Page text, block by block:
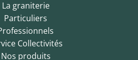
La graniterie
Particuliers
Collectivités
Nos produits